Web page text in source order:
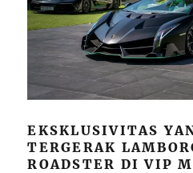
EKSKLUSIVITAS
TERGERAK
ROADSTER DI VIP